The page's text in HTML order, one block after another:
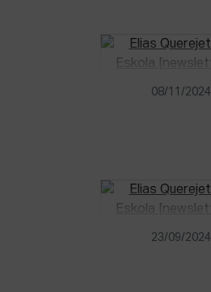
08/11/2024
23/09/2024